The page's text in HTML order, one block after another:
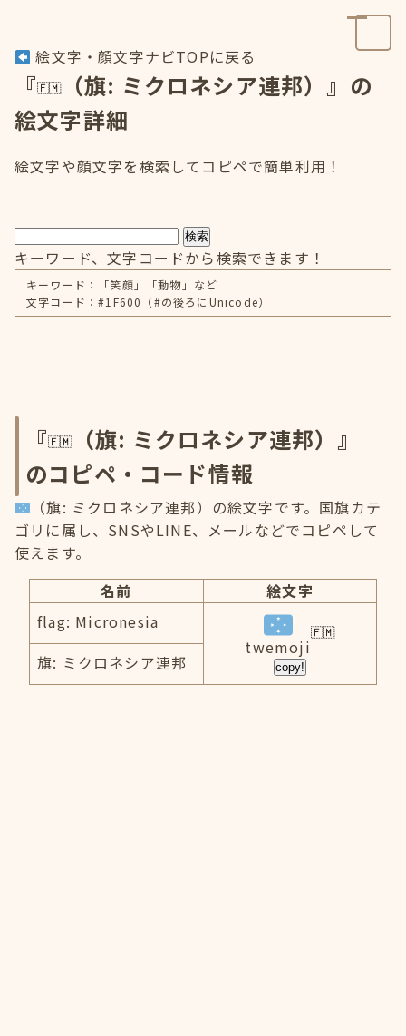
絵文字・顔文字ナビTOPに戻る
『
（旗: ミクロネシア連邦）』の
絵文字詳細
絵文字や顔文字を検索してコピペで簡単利用！
検索
キーワード、文字コードから検索できます！
キーワード：「笑顔」「動物」など
文字コード：#1F600（#の後ろにUnicode）
『
（旗: ミクロネシア連邦）』
のコピペ・コード情報
（旗: ミクロネシア連邦）の絵文字です。国旗カテ
ゴリに属し、SNSやLINE、メールなどでコピペして
使えます。
名前
絵文字
flag: Micronesia
twemoji
copy!
旗: ミクロネシア連邦